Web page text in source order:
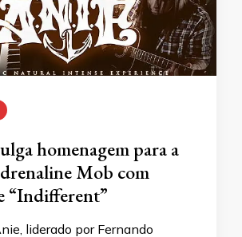
homenagem para a
Mob com
“Indifferent”
liderado por Fernando